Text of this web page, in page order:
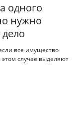
одного
нужно
все имущество
случае выделяют